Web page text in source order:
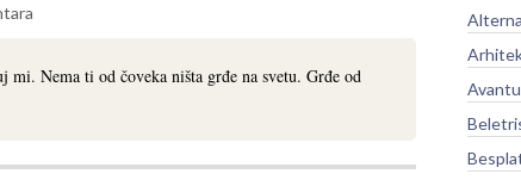
Nema ti od čoveka ništa grđe na svetu. Grđe od